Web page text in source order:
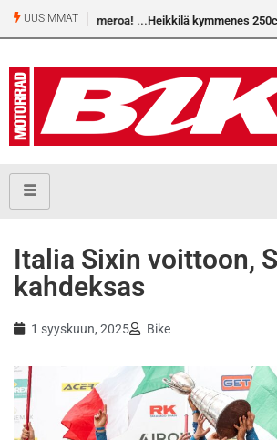
UUSIMMAT Heikkilä kymmenes 250cc EM-
Italia Sixin voittoon,
kahdeksas
1 syyskuun, 2025 Bike